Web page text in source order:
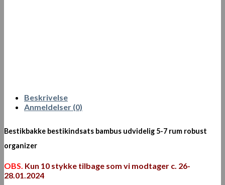
Beskrivelse
Anmeldelser (0)
Bestikbakke bestikindsats bambus udvidelig 5-7 rum robust
organizer
OBS. Kun 10 stykke tilbage som vi modtager c. 26-
28.01.2024